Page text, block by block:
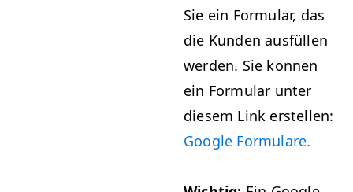
Sie ein For­mu­lar, das
die Kun­den aus­füllen
wer­den. Sie kön­nen
ein For­mu­lar unter
diesem Link erstellen:
Google For­mu­la­re.